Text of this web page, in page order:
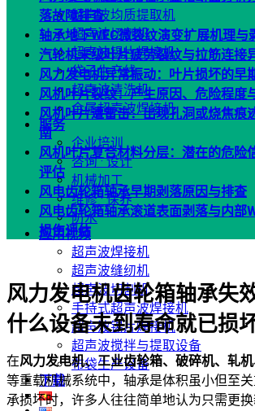
超声波均质提取机
超声波切割机
超声波锡片焊接机
袋子生产线
超声波清洗机
金属超声波焊接机
服务
企业培训
咨询 · 设计
机械加工
维修 · 保养
防水
应用视频
超声波焊接机
超声波缝纫机
超声波切割机
手持式超声波焊接机
超声波锡片焊接机
超声波搅拌与提取设备
布袋生产设备
下载
落故障排查
轴承地下WEC微裂纹演变扩展机理与
汽轮机末级叶片疲劳裂纹与拉筋连接
风力发电机异常振动：叶片损坏的早
风机叶片裂纹：产生原因、危险程度
风机叶片遭雷击：出现孔洞或烧焦痕
南
风机叶片复合材料分层：潜在的危险
评估
风电齿轮箱轴承早期剥落原因与排查
风电齿轮箱轴承滚道表面剥落与内部
损伤评估
风力发电机齿轮箱轴承失
什么设备未到寿命就已损坏
在风力发电机、工业齿轮箱、破碎机、轧
等重载机械系统中，轴承是体积虽小但至
承损坏时，许多人往往简单地认为只需更